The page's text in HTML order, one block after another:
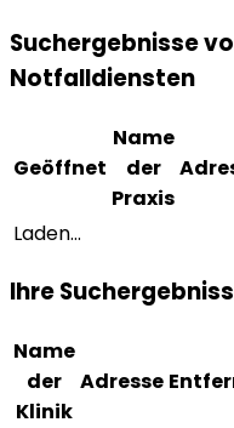
Suchergebnisse
Notfalldiensten
Geöffnet
Name
der
Praxis
Laden...
Ihre
Name
der
Klinik
Adresse